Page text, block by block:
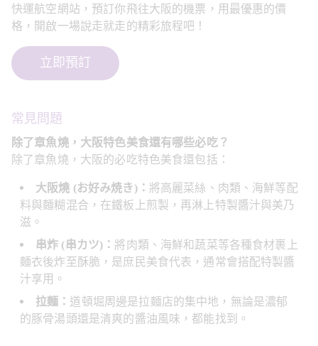
快運航空網站，預訂你飛往大阪的機票，用最優惠的價
格，開啟一場說走就走的精彩旅程吧！
立即預訂
常見問題
除了章魚燒，大阪特色美食還有哪些必吃？
除了章魚燒，大阪的必吃特色美食還包括：
大阪燒 (お好み焼き)： 將高麗菜絲、肉類、海鮮等配
料與麵糊混合，在鐵板上煎製，再淋上特製醬汁與美乃
滋。
串炸 (串カツ)： 將肉類、海鮮和蔬菜等各種食材裹上
麵衣後炸至酥脆，是庶民美食代表，通常會搭配特製醬
汁享用。
拉麵： 道頓堀周邊是拉麵店的集中地，無論是濃郁
的豚骨湯頭還是清爽的醬油風味，都能找到。